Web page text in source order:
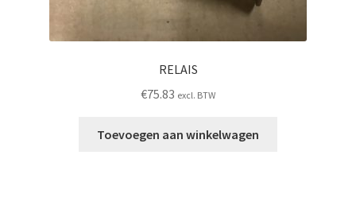
RELAIS
€75.83 excl. BTW
Toevoegen aan winkelwagen